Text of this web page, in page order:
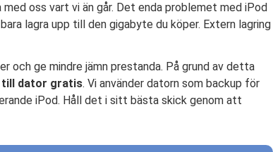
oss ​​vart vi än går. Det enda problemet med iPod
lagra upp till den gigabyte du köper. Extern lagring
och ge mindre jämn prestanda. På grund av detta
till dator gratis. Vi använder datorn som backup för
iPod. Håll det i sitt bästa skick genom att